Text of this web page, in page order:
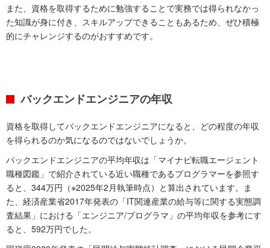
また、資格を取得するために勉強することで実務では得られなかっ
た知識が身に付き、スキルアップできることもあるため、ぜひ積極
的にチャレンジするのがおすすめです。
バックエンドエンジニアの年収
資格を取得してバックエンドエンジニアになると、どの程度の年収
を得られるのか気になるのではないでしょうか。
バックエンドエンジニアの平均年収は「マイナビ転職エージェント
職種図鑑」で紹介されている近い職種であるプログラマーを参照す
ると、344万円（※2025年2月執筆時点）と算出されています。ま
た、経済産業省2017年発表の「IT関連産業の給与等に関する実態調
査結果」における「エンジニア/プログラマ」の平均年収を参考にす
ると、592万円でした。